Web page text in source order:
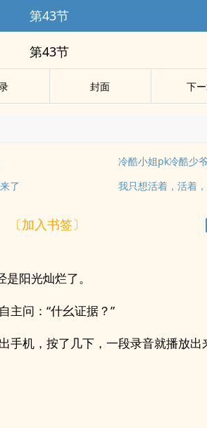
第43节
第43节
封面 下
冷酷小姐pk冷酷少
了 我只想活着，活着
〔加入书签〕
阳光灿烂了。
主问：“什幺证据？”
手机，按了几下，一段录音就播放出